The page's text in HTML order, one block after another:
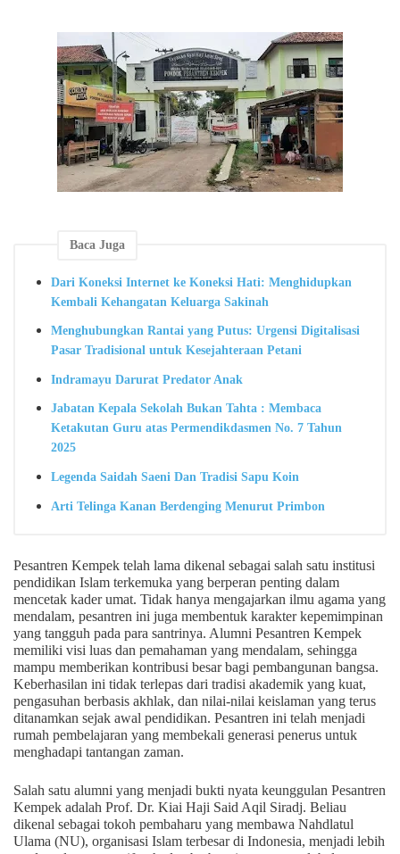
Baca Juga
Dari Koneksi Internet ke Koneksi Hati: Menghidupkan
Kembali Kehangatan Keluarga Sakinah
Menghubungkan Rantai yang Putus: Urgensi Digitalisasi
Pasar Tradisional untuk Kesejahteraan Petani
Indramayu Darurat Predator Anak
Jabatan Kepala Sekolah Bukan Tahta : Membaca
Ketakutan Guru atas Permendikdasmen No. 7 Tahun
2025
Legenda Saidah Saeni Dan Tradisi Sapu Koin
Arti Telinga Kanan Berdenging Menurut Primbon
Pesantren Kempek telah lama dikenal sebagai salah satu institusi
pendidikan Islam terkemuka yang berperan penting dalam
mencetak kader umat. Tidak hanya mengajarkan ilmu agama yang
mendalam, pesantren ini juga membentuk karakter kepemimpinan
yang tangguh pada para santrinya. Alumni Pesantren Kempek
memiliki visi luas dan pemahaman yang mendalam, sehingga
mampu memberikan kontribusi besar bagi pembangunan bangsa.
Keberhasilan ini tidak terlepas dari tradisi akademik yang kuat,
pengasuhan berbasis akhlak, dan nilai-nilai keislaman yang terus
ditanamkan sejak awal pendidikan. Pesantren ini telah menjadi
rumah pembelajaran yang membekali generasi penerus untuk
menghadapi tantangan zaman.
Salah satu alumni yang menjadi bukti nyata keunggulan Pesantren
Kempek adalah Prof. Dr. Kiai Haji Said Aqil Siradj. Beliau
dikenal sebagai tokoh pembaharu yang membawa Nahdlatul
Ulama (NU), organisasi Islam terbesar di Indonesia, menjadi lebih